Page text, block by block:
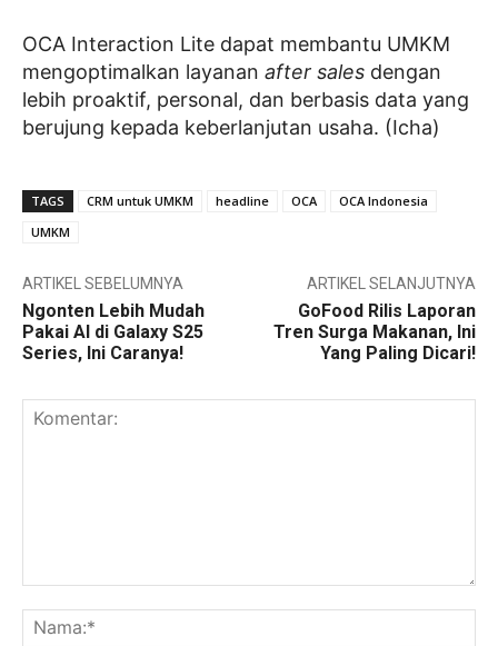
OCA Interaction Lite dapat membantu UMKM
mengoptimalkan layanan after sales dengan
lebih proaktif, personal, dan berbasis data yang
berujung kepada keberlanjutan usaha. (Icha)
TAGS CRM untuk UMKM headline OCA
OCA Indonesia
UMKM
ARTIKEL SEBELUMNYA
Ngonten Lebih Mudah
Pakai AI di Galaxy S25
Series, Ini Caranya!
ARTIKEL SELANJUTNYA
GoFood Rilis Laporan
Tren Surga Makanan, Ini
Yang Paling Dicari!